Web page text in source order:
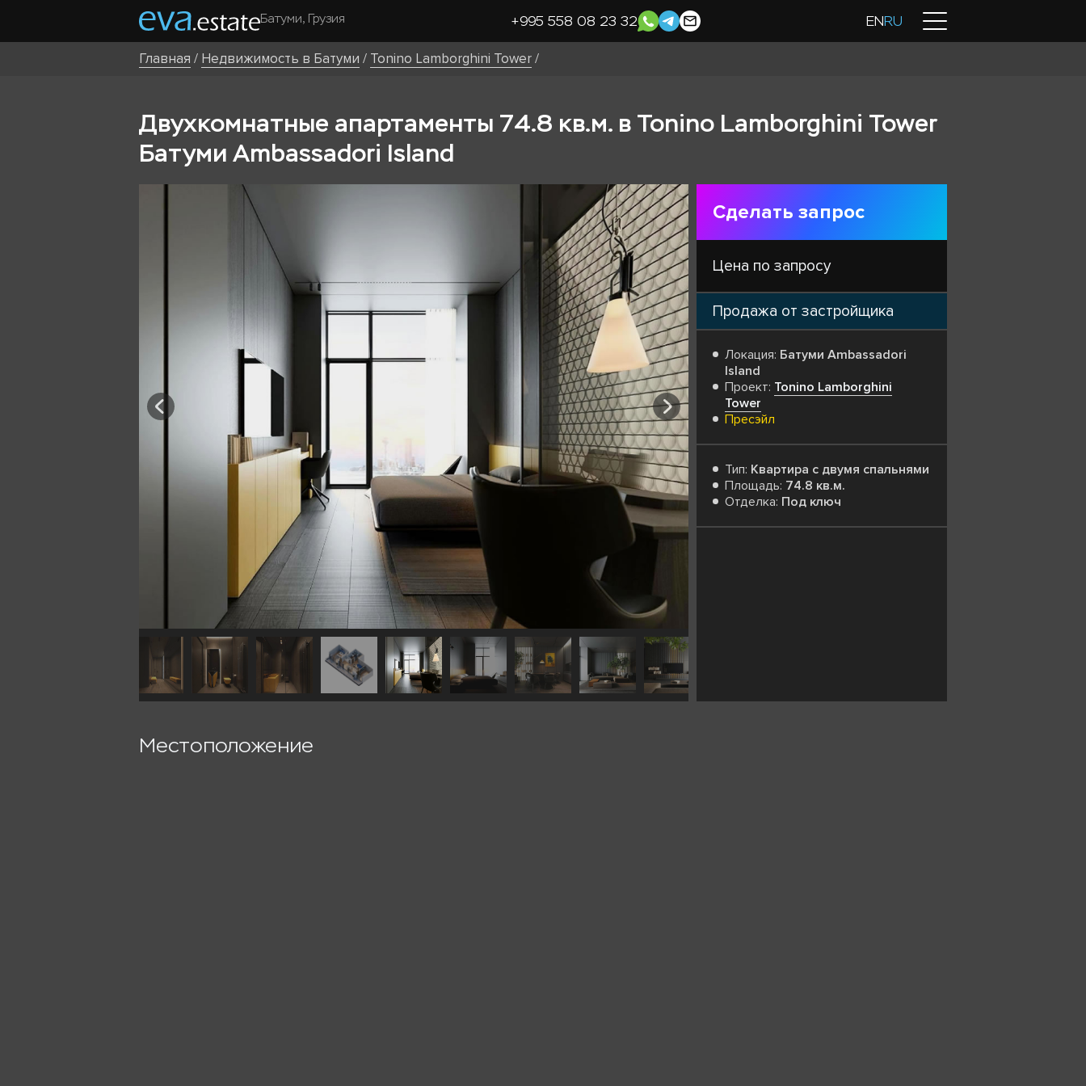
Батуми, Грузия +995 558 08 23 32 ENRU
Главная / Недвижимость в Батуми / Tonino Lamborghini Tower/
Двухкомнатные апартаменты 74.8 кв.м. в Tonino Lamborghini Tower
Батуми Ambassadori Island
Сделать запрос
Цена по запросу
Продажа от застройщика
Локация: Батуми Ambassadori
Island
Проект: Tonino Lamborghini
Tower
Пресэйл
Тип: Квартира с двумя спальнями
Площадь: 74.8 кв.м.
Отделка: Под ключ
Местоположение